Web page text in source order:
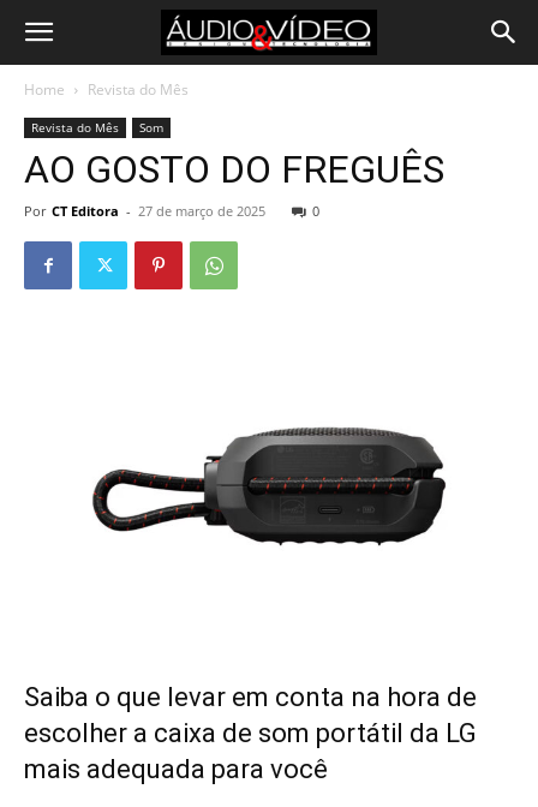
Home Revista do Mês
Revista do Mês Som
AO GOSTO DO FREGUÊS
Por CT Editora - 27 de março de 2025 0
Saiba o que levar em conta na hora de
escolher a caixa de som portátil da LG
mais adequada para você